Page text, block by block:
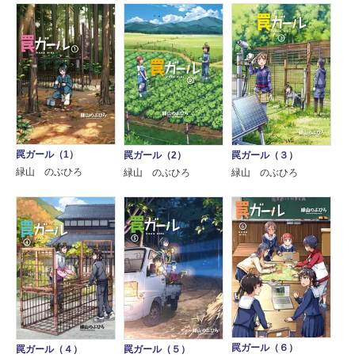
罠ガール（1）
緑山 のぶひろ
罠ガール（2）
緑山 のぶひろ
罠ガール（３）
緑山 のぶひろ
罠ガール（４）
罠ガール（５）
罠ガール（６）